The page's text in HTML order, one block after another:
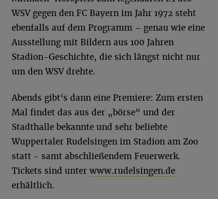
WSV gegen den FC Bayern im Jahr 1972 steht
ebenfalls auf dem Programm – genau wie eine
Ausstellung mit Bildern aus 100 Jahren
Stadion-Geschichte, die sich längst nicht nur
um den WSV drehte.
Abends gibt‘s dann eine Premiere: Zum ersten
Mal findet das aus der „börse“ und der
Stadthalle bekannte und sehr beliebte
Wuppertaler Rudelsingen im Stadion am Zoo
statt - samt abschließendem Feuerwerk.
Tickets sind unter www.rudelsingen.de
erhältlich.